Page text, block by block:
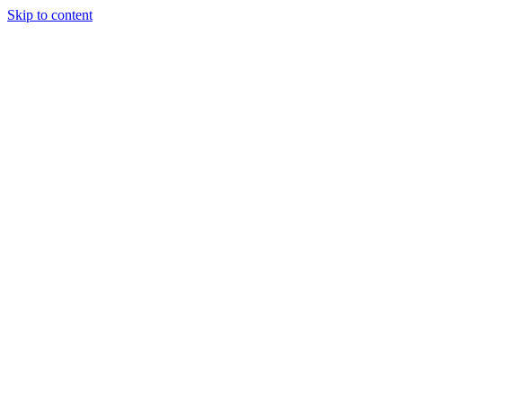
Skip to content